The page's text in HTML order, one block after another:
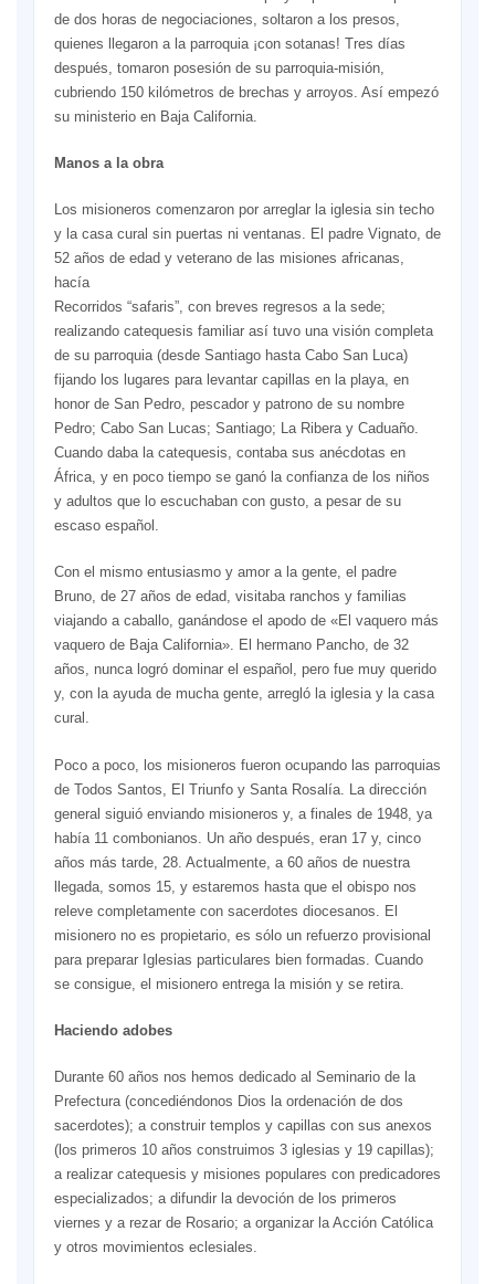
de dos horas de negociaciones, soltaron a los presos,
quienes llegaron a la parroquia ¡con sotanas! Tres días
después, tomaron posesión de su parroquia-misión,
cubriendo 150 kilómetros de brechas y arroyos. Así empezó
su ministerio en Baja California.
Manos a la obra
Los misioneros comenzaron por arreglar la iglesia sin techo
y la casa cural sin puertas ni ventanas. El padre Vignato, de
52 años de edad y veterano de las misiones africanas,
hacía
Recorridos “safaris”, con breves regresos a la sede;
realizando catequesis familiar así tuvo una visión completa
de su parroquia (desde Santiago hasta Cabo San Luca)
fijando los lugares para levantar capillas en la playa, en
honor de San Pedro, pescador y patrono de su nombre
Pedro; Cabo San Lucas; Santiago; La Ribera y Caduaño.
Cuando daba la catequesis, contaba sus anécdotas en
África, y en poco tiempo se ganó la confianza de los niños
y adultos que lo escuchaban con gusto, a pesar de su
escaso español.
Con el mismo entusiasmo y amor a la gente, el padre
Bruno, de 27 años de edad, visitaba ranchos y familias
viajando a caballo, ganándose el apodo de «El vaquero más
vaquero de Baja California». El hermano Pancho, de 32
años, nunca logró dominar el español, pero fue muy querido
y, con la ayuda de mucha gente, arregló la iglesia y la casa
cural.
Poco a poco, los misioneros fueron ocupando las parroquias
de Todos Santos, El Triunfo y Santa Rosalía. La dirección
general siguió enviando misioneros y, a finales de 1948, ya
había 11 combonianos. Un año después, eran 17 y, cinco
años más tarde, 28. Actualmente, a 60 años de nuestra
llegada, somos 15, y estaremos hasta que el obispo nos
releve completamente con sacerdotes diocesanos. El
misionero no es propietario, es sólo un refuerzo provisional
para preparar Iglesias particulares bien formadas. Cuando
se consigue, el misionero entrega la misión y se retira.
Haciendo adobes
Durante 60 años nos hemos dedicado al Seminario de la
Prefectura (concediéndonos Dios la ordenación de dos
sacerdotes); a construir templos y capillas con sus anexos
(los primeros 10 años construimos 3 iglesias y 19 capillas);
a realizar catequesis y misiones populares con predicadores
especializados; a difundir la devoción de los primeros
viernes y a rezar de Rosario; a organizar la Acción Católica
y otros movimientos eclesiales.